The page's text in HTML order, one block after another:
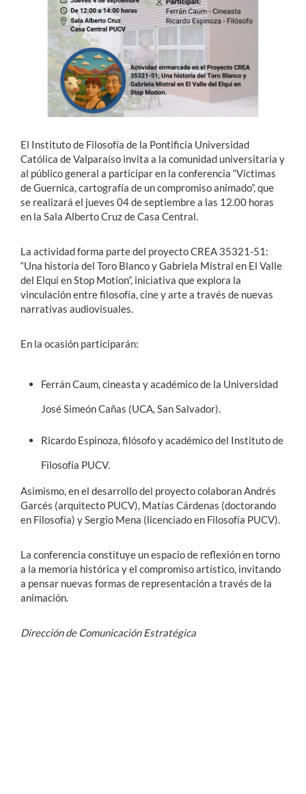
English
El Instituto de Filosofía de la Pontificia Universidad
Católica de Valparaíso invita a la comunidad universitaria y
al público general a participar en la conferencia “Víctimas
de Guernica, cartografía de un compromiso animado”, que
se realizará el jueves 04 de septiembre a las 12.00 horas
en la Sala Alberto Cruz de Casa Central.
La actividad forma parte del proyecto CREA 35321-51:
“Una historia del Toro Blanco y Gabriela Mistral en El Valle
del Elqui en Stop Motion”, iniciativa que explora la
vinculación entre filosofía, cine y arte a través de nuevas
narrativas audiovisuales.
En la ocasión participarán:
Ferrán Caum, cineasta y académico de la Universidad
José Simeón Cañas (UCA, San Salvador).
Ricardo Espinoza, filósofo y académico del Instituto de
Filosofía PUCV.
Asimismo, en el desarrollo del proyecto colaboran Andrés
Garcés (arquitecto PUCV), Matías Cárdenas (doctorando
en Filosofía) y Sergio Mena (licenciado en Filosofía PUCV).
La conferencia constituye un espacio de reflexión en torno
a la memoria histórica y el compromiso artístico, invitando
a pensar nuevas formas de representación a través de la
animación.
Dirección de Comunicación Estratégica